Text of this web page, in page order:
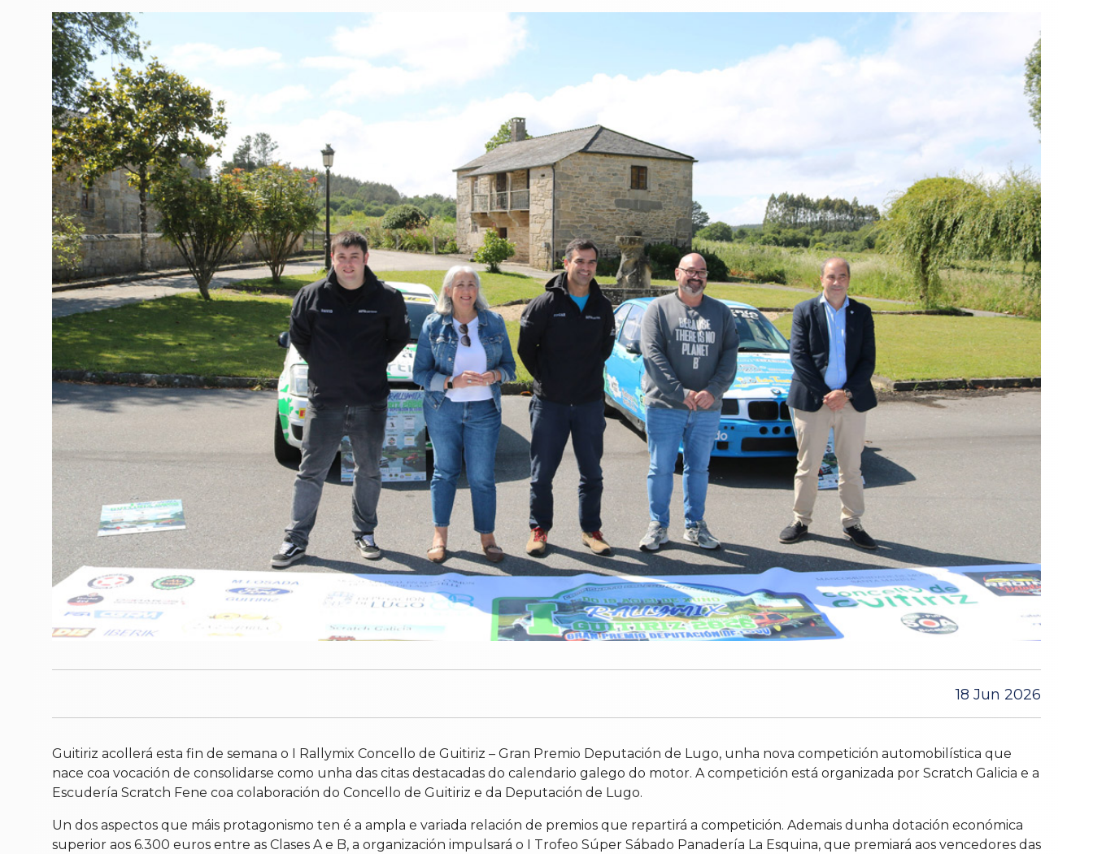
18 Jun 2026
Guitiriz acollerá esta fin de semana o I Rallymix Concello de Guitiriz – Gran Premio Deputación de Lugo, unha nova competición automobilística que
nace coa vocación de consolidarse como unha das citas destacadas do calendario galego do motor. A competición está organizada por Scratch Galicia e a
Escudería Scratch Fene coa colaboración do Concello de Guitiriz e da Deputación de Lugo.
Un dos aspectos que máis protagonismo ten é a ampla e variada relación de premios que repartirá a competición. Ademais dunha dotación económica
superior aos 6.300 euros entre as Clases A e B, a organización impulsará o I Trofeo Súper Sábado Panadería La Esquina, que premiará aos vencedores das